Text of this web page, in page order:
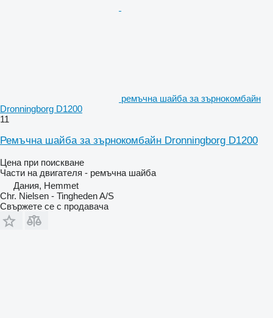
ремъчна шайба за зърнокомбайн
Dronningborg D1200
11
Ремъчна шайба за зърнокомбайн Dronningborg D1200
Цена при поискване
Части на двигателя - ремъчна шайба
Дания, Hemmet
Chr. Nielsen - Tingheden A/S
Свържете се с продавача